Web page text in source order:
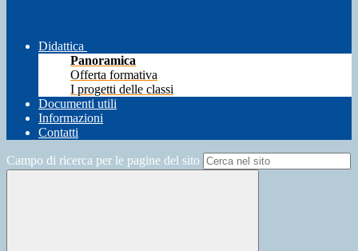
Didattica
Panoramica
Offerta formativa
I progetti delle classi
Documenti utili
Informazioni
Contatti
Campo di ricerca per le pagine del sito